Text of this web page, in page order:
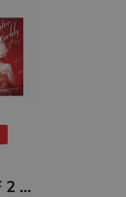
BOOK SET OF 2 Titles: Crowntide + Daughter of No Worlds